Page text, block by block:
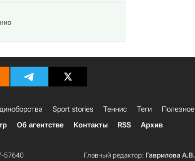
Sport stories Теннис Теги
Полезное
Об агентстве Контакты RSS Архив
57640
Главный редактор: Гаврилова А.В.